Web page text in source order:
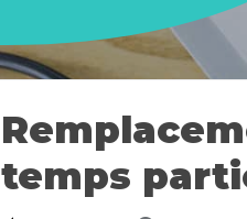
temps